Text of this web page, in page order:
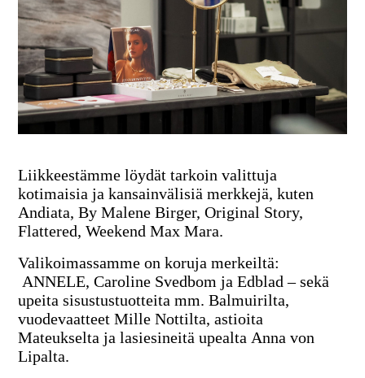
Liikkeestämme löydät tarkoin valittuja
kotimaisia ja kansainvälisiä merkkejä, kuten
Andiata,By Malene Birger,Original Story,
Flattered,Weekend Max Mara.
Valikoimassamme on koruja merkeiltä:
ANNELE,Caroline Svedbom jaEdblad – sekä
upeita sisustustuotteita mm. Balmuirilta,
vuodevaatteetMille Nottilta, astioita
Mateukselta ja lasiesineitä upealta Anna von
Lipalta.